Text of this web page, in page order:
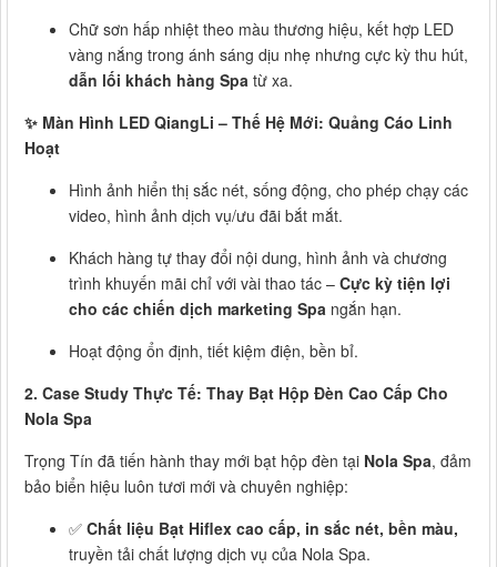
Chữ sơn hấp nhiệt theo màu thương hiệu, kết hợp LED
vàng nắng trong ánh sáng dịu nhẹ nhưng cực kỳ thu hút,
dẫn lối khách hàng Spa từ xa.
✨ Màn Hình LED QiangLi – Thế Hệ Mới: Quảng Cáo Linh
Hoạt
Hình ảnh hiển thị sắc nét, sống động, cho phép chạy các
video, hình ảnh dịch vụ/ưu đãi bắt mắt.
Khách hàng tự thay đổi nội dung, hình ảnh và chương
trình khuyến mãi chỉ với vài thao tác – Cực kỳ tiện lợi
cho các chiến dịch marketing Spa ngắn hạn.
Hoạt động ổn định, tiết kiệm điện, bền bỉ.
2. Case Study Thực Tế: Thay Bạt Hộp Đèn Cao Cấp Cho
Nola Spa
Trọng Tín đã tiến hành thay mới bạt hộp đèn tại Nola Spa, đảm
bảo biển hiệu luôn tươi mới và chuyên nghiệp:
✅ Chất liệu Bạt Hiflex cao cấp, in sắc nét, bền màu,
truyền tải chất lượng dịch vụ của Nola Spa.